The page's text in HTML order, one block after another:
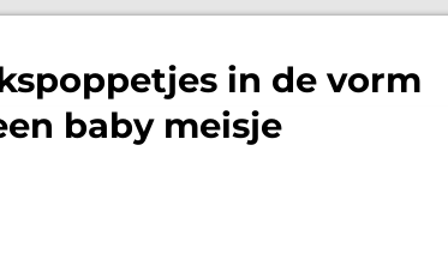
in de vorm
baby meisje